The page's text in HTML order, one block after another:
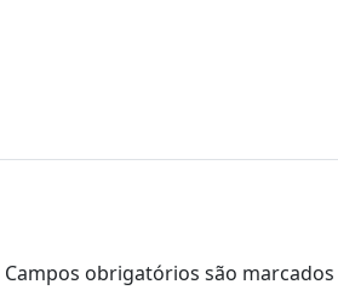
Campos obrigatórios são